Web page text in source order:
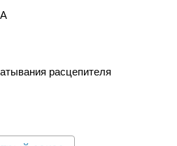
расцепителя